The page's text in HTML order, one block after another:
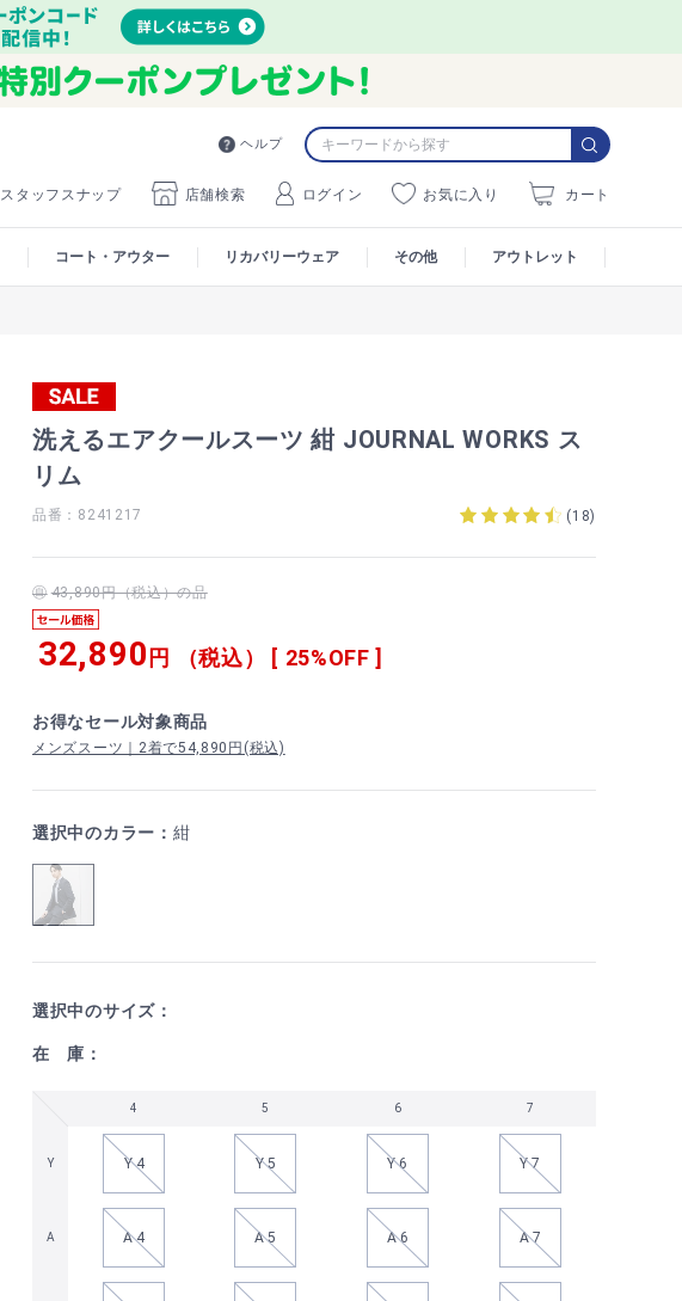
ヘルプ
スタッフスナップ 店舗検索 ログイン お気に入り カート
コート・アウター リカバリーウェア その他 アウトレット
洗えるエアクールスーツ 紺 JOURNAL WORKS ス
リム
品番：8241217 (18)
43,890円（税込）の品
32,890円 （税込） [ 25%OFF ]
お得なセール対象商品
メンズスーツ｜2着で54,890円(税込)
選択中のカラー： 紺
選択中のサイズ：
在 庫：
4 5 6 7
Y Y 4 Y 5 Y 6 Y 7
A A 4 A 5 A 6 A 7